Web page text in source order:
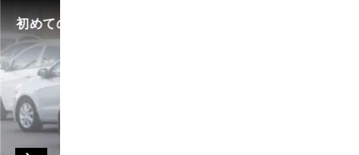
初めての中古車選び、購入時の流れや必要な書類などに